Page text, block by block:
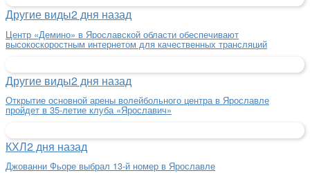
Другие виды2 дня назад
Центр «Демино» в Ярославской области обеспечивают
высокоскоростным интернетом для качественных трансляций
Другие виды2 дня назад
Открытие основной арены волейбольного центра в Ярославле
пройдет в 35-летие клуба «Ярославич»
КХЛ2 дня назад
Джованни Фьоре выбрал 13-й номер в Ярославле